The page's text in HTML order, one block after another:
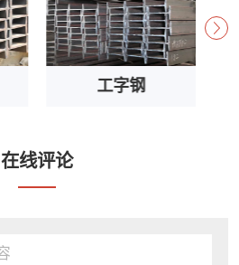
工字钢
在线评论